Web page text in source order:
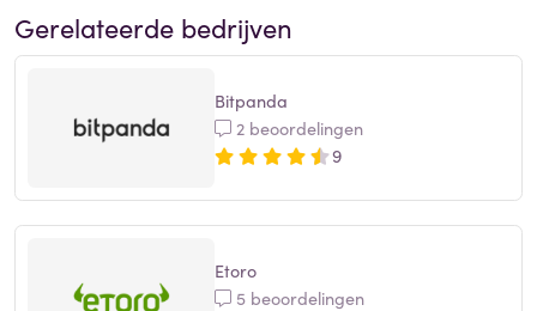
Gerelateerde bedrijven
Bitpanda
2 beoordelingen
9
Etoro
5 beoordelingen